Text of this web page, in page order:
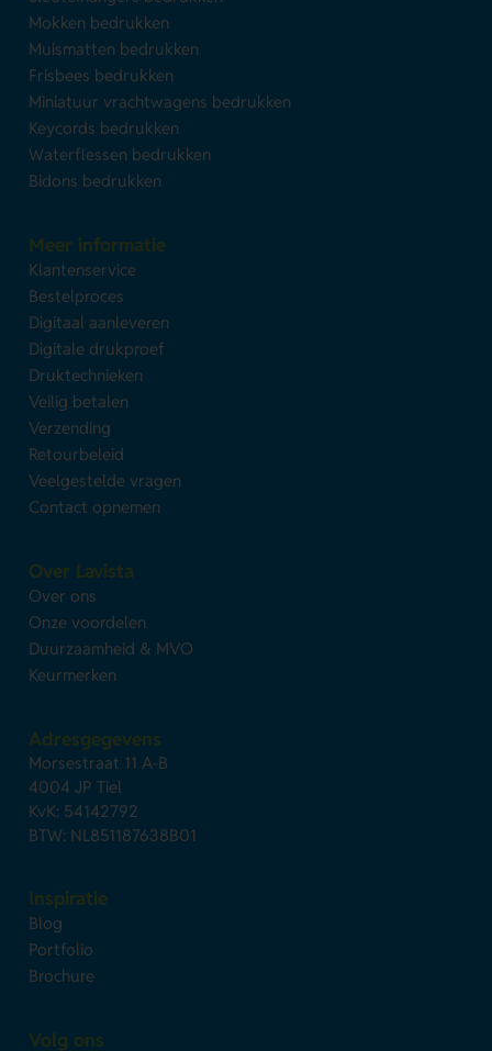
Mokken bedrukken
Muismatten bedrukken
Frisbees bedrukken
Miniatuur vrachtwagens bedrukken
Keycords bedrukken
Waterflessen bedrukken
Bidons bedrukken
Meer informatie
Klantenservice
Bestelproces
Digitaal aanleveren
Digitale drukproef
Druktechnieken
Veilig betalen
Verzending
Retourbeleid
Veelgestelde vragen
Contact opnemen
Over Lavista
Over ons
Onze voordelen
Duurzaamheid & MVO
Keurmerken
Adresgegevens
Morsestraat 11 A-B
4004 JP Tiel
KvK: 54142792
BTW: NL851187638B01
Inspiratie
Blog
Portfolio
Brochure
Volg ons